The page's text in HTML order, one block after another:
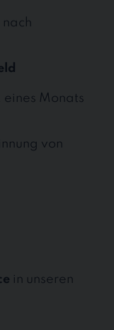
nach
eines Monats
von
in unseren